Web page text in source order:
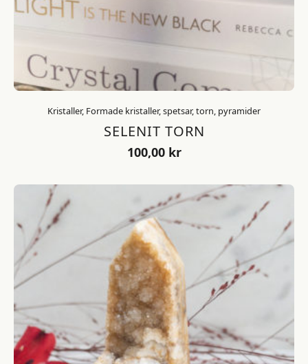
Kristaller, Formade kristaller, spetsar, torn, pyramider
SELENIT TORN
100,00 kr